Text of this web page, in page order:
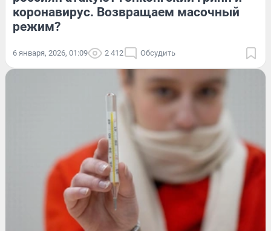
коронавирус. Возвращаем масочный
режим?
6 января, 2026, 01:09 2 412 Обсудить